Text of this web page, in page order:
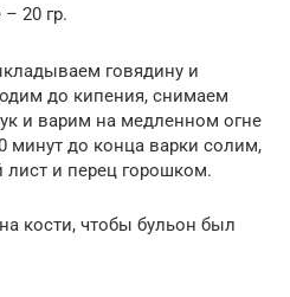
20 гр.
говядину и
до кипения, снимаем
и варим на медленном огне
минут до конца варки солим,
и перец горошком.
кости, чтобы бульон был